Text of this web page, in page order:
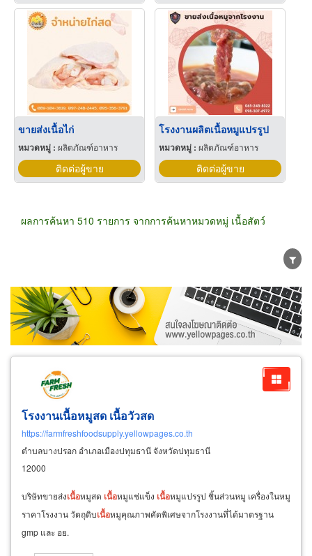
ขายส่งเนื้อไก่
หมวดหมู่ : ผลิตภัณฑ์อาหาร
ติดต่อผู้ขาย
โรงงานผลิตเนื้อหมูแปรรูป
หมวดหมู่ :ผลิตภัณฑ์อาหาร
ติดต่อผู้ขาย
ผลการค้นหา 510 รายการ จากการค้นหาหมวดหมู่ เนื้อสัตว์
ขายส่ง ขายปลีก ผู้ผลิต
ตัวแทนจัดจำหน่าย
ผู้ส่งออก/นำเข้า
ธุรกิจบริการ
โรงงานเนื้อหมูสด เนื้อวัวสด
https://farmfreshfoodsupply.yellowpages.co.th
ตำบลบางปรอก อำเภอเมืองปทุมธานี จังหวัดปทุมธานี
12000
บริษัทขายส่งเนื้อหมูสด เนื้อหมูแช่แข็ง เนื้อหมูแปรรูป ชิ้นส่วนหมู เครื่องในหมู
ราคาโรงงาน วัตถุดิบเนื้อหมูคุณภาพคัดพิเศษจากโรงงานที่ได้มาตรฐาน
gmp และ อย.